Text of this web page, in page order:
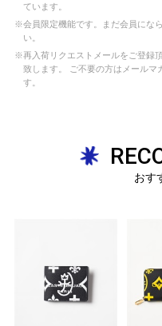
ています。
※会員限定機能です。まだ会員にな
い。
※再入荷リクエストメールをご登録
致します。 ご不要の方はメールマ
す。
おす